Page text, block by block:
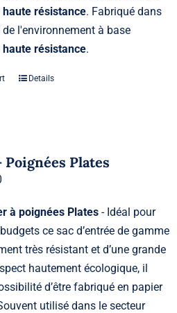
résistance. Fabriqué dans
de l'environnement à base
résistance.
Details
Poignées Plates
à poignées Plates- Idéal pour
ce sac d’entrée de gamme
très résistant et d’une grande
hautement écologique, il
d’être fabriqué en papier
utilisé dans le secteur